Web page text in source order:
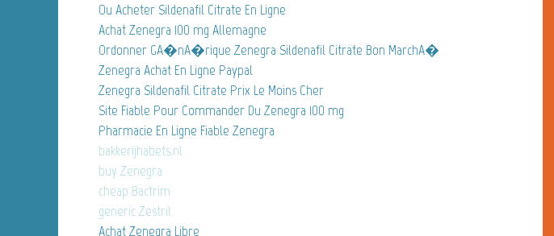
Ou Acheter Sildenafil Citrate En Ligne
Achat Zenegra 100 mg Allemagne
Ordonner GA�nA�rique Zenegra Sildenafil Citrate Bon MarchA�
Zenegra Achat En Ligne Paypal
Zenegra Sildenafil Citrate Prix Le Moins Cher
Site Fiable Pour Commander Du Zenegra 100 mg
Pharmacie En Ligne Fiable Zenegra
bakkerijhabets.nl
buy Zenegra
cheap Bactrim
generic Zestril
Achat Zenegra Libre